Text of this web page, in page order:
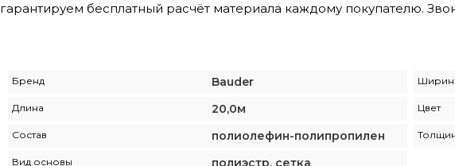
гарантируем бесплатный расчёт материала каждому покупателю.
Бренд Bauder
Длина 20,0м Цвет
Состав полиолефин-полипропилен
Вид основы полиэстр. сетка